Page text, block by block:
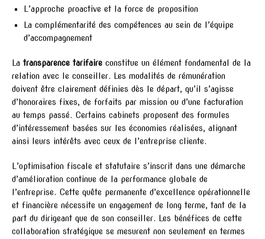
L’approche proactive et la force de proposition
La complémentarité des compétences au sein de l’équipe
d’accompagnement
La transparence tarifaire constitue un élément fondamental de la
relation avec le conseiller. Les modalités de rémunération
doivent être clairement définies dès le départ, qu’il s’agisse
d’honoraires fixes, de forfaits par mission ou d’une facturation
au temps passé. Certains cabinets proposent des formules
d’intéressement basées sur les économies réalisées, alignant
ainsi leurs intérêts avec ceux de l’entreprise cliente.
L’optimisation fiscale et statutaire s’inscrit dans une démarche
d’amélioration continue de la performance globale de
l’entreprise. Cette quête permanente d’excellence opérationnelle
et financière nécessite un engagement de long terme, tant de la
part du dirigeant que de son conseiller. Les bénéfices de cette
collaboration stratégique se mesurent non seulement en termes